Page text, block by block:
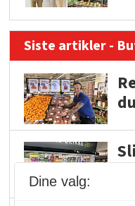
Siste artikler -
Dine valg: